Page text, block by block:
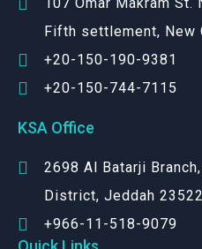
Fifth settlement, New
+20-150-190-9381
+20-150-744-7115
KSA Office
2698 Al Batarji
District, Jeddah
+966-11-518-9079‬